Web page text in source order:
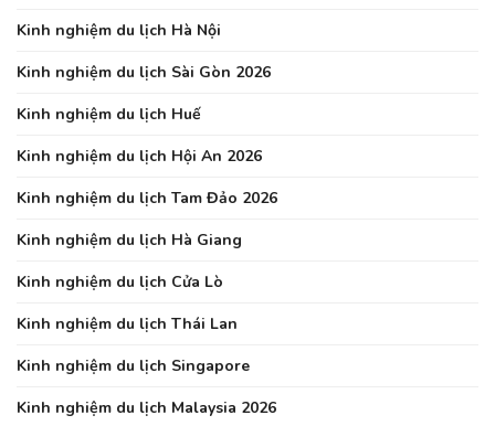
Kinh nghiệm du lịch Hà Nội
Kinh nghiệm du lịch Sài Gòn 2026
Kinh nghiệm du lịch Huế
Kinh nghiệm du lịch Hội An 2026
Kinh nghiệm du lịch Tam Đảo 2026
Kinh nghiệm du lịch Hà Giang
Kinh nghiệm du lịch Cửa Lò
Kinh nghiệm du lịch Thái Lan
Kinh nghiệm du lịch Singapore
Kinh nghiệm du lịch Malaysia 2026